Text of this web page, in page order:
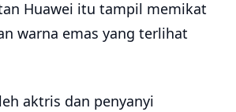
Huawei itu tampil memikat
warna emas yang terlihat
aktris dan penyanyi